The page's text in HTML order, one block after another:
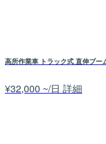
高所作業車 トラック式 直伸ブー
¥32,000 ~/日 詳細